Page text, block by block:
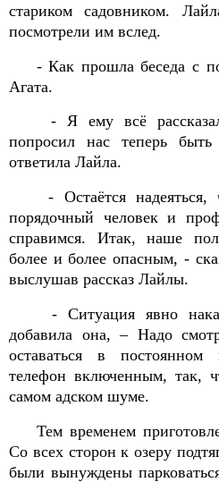
стариком садовником.
посмотрели им вслед.
- Как прошла беседа с
Агата.
- Я ему всё
попросил нас теперь
ответила Лайла.
- Остаётся
порядочный человек и
справимся. Итак, наше
более и более опасным, -
выслушав рассказ Лайлы.
- Ситуация явно
добавила она, – Надо
оставаться в
телефон включенным, так,
самом адском шуме.
Тем временем
Со всех сторон к озеру
были вынуждены